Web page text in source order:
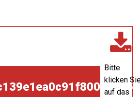
Bitte
klicken
auf das